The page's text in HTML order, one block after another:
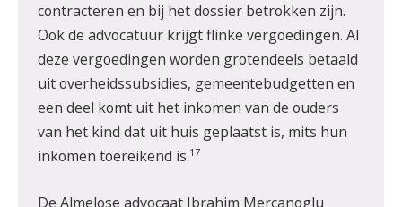
contracteren en bij het dossier betrokken zijn.
Ook de advocatuur krijgt flinke vergoedingen. Al
deze vergoedingen worden grotendeels betaald
uit overheidssubsidies, gemeentebudgetten en
een deel komt uit het inkomen van de ouders
van het kind dat uit huis geplaatst is, mits hun
inkomen toereikend is.17
De Almelose advocaat Ibrahim Mercanoglu